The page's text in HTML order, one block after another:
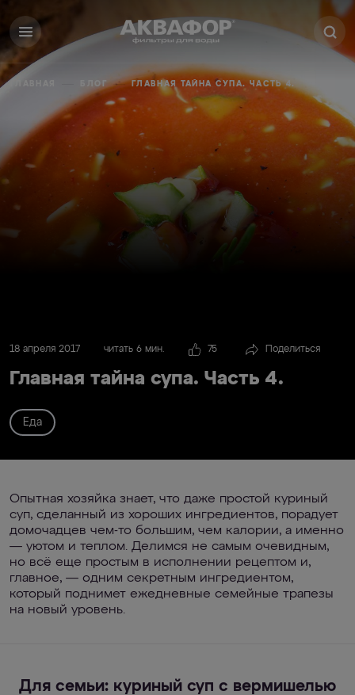
БЛОГ ГЛАВНАЯ ТАЙНА СУПА. ЧАСТЬ 4.
18 апреля 2017 читать 6 мин. 75 Поделиться
Главная тайна супа. Часть 4.
Еда
Опытная хозяйка знает, что даже простой куриный
суп, сделанный из хороших ингредиентов, порадует
домочадцев чем-то большим, чем калории, а именно
— уютом и теплом. Делимся не самым очевидным,
но всё еще простым в исполнении рецептом и,
главное, — одним секретным ингредиентом,
который поднимет ежедневные семейные трапезы
на новый уровень.
Для семьи: куриный суп с вермишелью